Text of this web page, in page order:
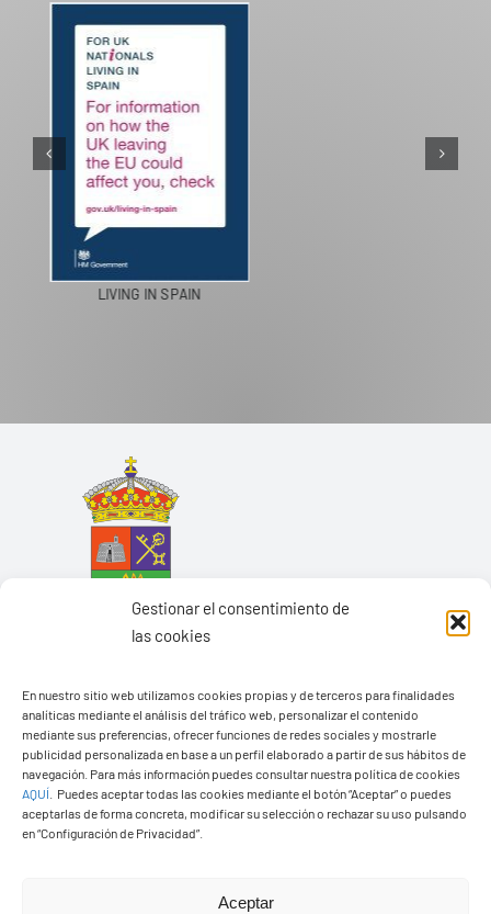
Gestionar el consentimiento de
las cookies
En nuestro sitio web utilizamos cookies propias y de terceros para finalidades
analíticas mediante el análisis del tráfico web, personalizar el contenido
mediante sus preferencias, ofrecer funciones de redes sociales y mostrarle
publicidad personalizada en base a un perfil elaborado a partir de sus hábitos de
navegación. Para más información puedes consultar nuestra política de cookies
AQUÍ
Puedes aceptar todas las cookies mediante el botón “Aceptar” o puedes
aceptarlas de forma concreta, modificar su selección o rechazar su uso pulsando
en “Configuración de Privacidad”.
Aceptar
PASEOS EN CAMELLO
Ayuntamiento de Yaiza
Pza. de Los Remedios, 1
35570 – Yaiza
Tel:928 83 62 20